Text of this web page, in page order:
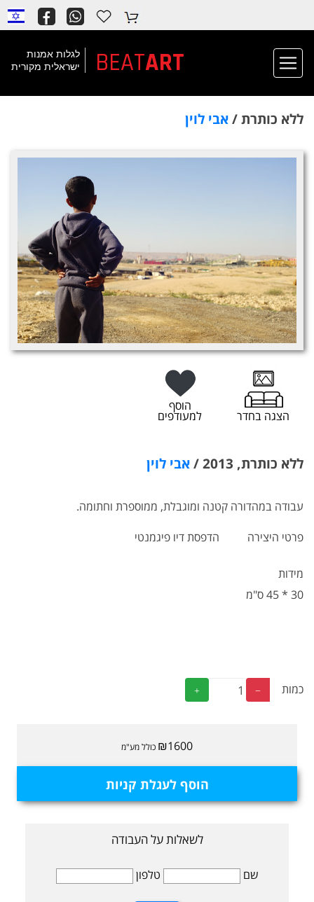
לגלות אמנות
ישראלית מקורית
ART
BEAT
ללא כותרת /אבי לוין
הצגה בחדר
הוסף
למעודפים
ללא כותרת, 2013 / אבי לוין
עבודה במהדורה קטנה ומוגבלת, ממוספרת וחתומה.
פרטי היצירה
הדפסת דיו פיגמנטי
מידות
30 * 45 ס"מ
כמות
₪1600 כולל מע"מ
הוסף לעגלת קניות
לשאלות על העבודה
שם טלפון